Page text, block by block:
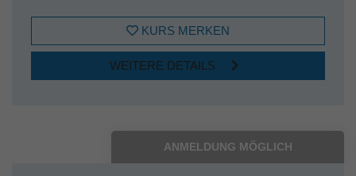
KURS MERKEN
WEITERE DETAILS
ANMELDUNG MÖGLICH